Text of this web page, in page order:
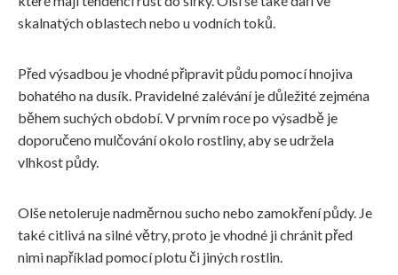
skalnatých oblastech nebo u vodních toků.
Před výsadbou je vhodné připravit půdu pomocí hnojiva
bohatého na dusík. Pravidelné zalévání je důležité zejména
během suchých období. V prvním roce po výsadbě je
doporučeno mulčování okolo rostliny, aby se udržela
vlhkost půdy.
Olše netoleruje nadměrnou sucho nebo zamokření půdy. Je
také citlivá na silné větry, proto je vhodné ji chránit před
nimi například pomocí plotu či jiných rostlin.